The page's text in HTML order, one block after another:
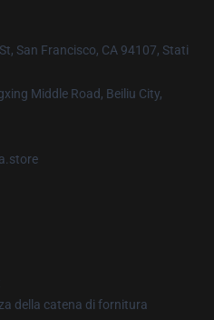
San Francisco, CA 94107, Stati
Middle Road, Beiliu City,
della catena di fornitura